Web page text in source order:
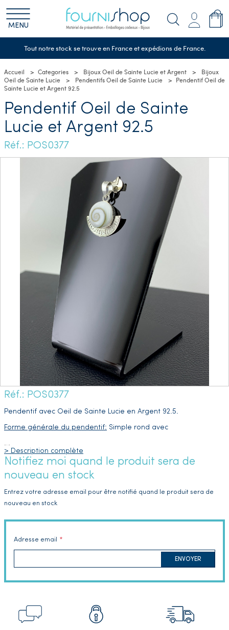
MENU
Tout notre stock se trouve en France et expédions de France.
Accueil Categories Bijoux Oeil de Sainte Lucie et Argent
Bijoux
Oeil de Sainte Lucie
Pendentifs Oeil de Sainte Lucie
Pendentif Oeil de
Sainte Lucie et Argent 92.5
Pendentif Oeil de Sainte
Lucie et Argent 92.5
Réf.: POS0377
Réf.: POS0377
Pendentif avec Oeil de Sainte Lucie en Argent 92.5.
Forme générale du pendentif: Simple rond avec
…
> Description complète
Notifiez moi quand le produit sera de
nouveau en stock
Entrez votre adresse email pour être notifié quand le produit sera de
nouveau en stock
Adresse email
ENVOYER